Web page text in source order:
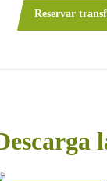
Reservar